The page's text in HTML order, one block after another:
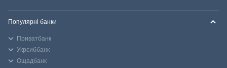
Популярні банки
Приватбанк
Укрсиббанк
Ощадбанк